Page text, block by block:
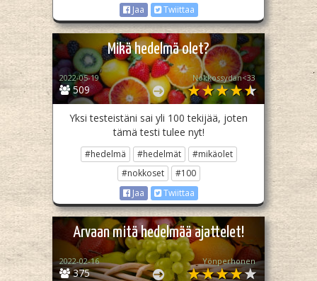
Jaa
Twiittaa
Mikä hedelmä olet?
509
2022-05-19 Nokkossydän<33
Yksi testeistäni sai yli 100 tekijää, joten
tämä testi tulee nyt!
#hedelmä #hedelmät
#mikäolet
#nokkoset
#100
Jaa
Twiittaa
Arvaan mitä hedelmää ajattelet!
375
2022-02-16 Yönperhonen